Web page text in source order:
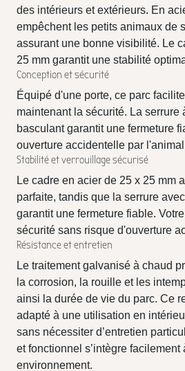
des intérieurs et extérieurs. En
empêchent les petits animaux de
assurant une bonne visibilité. Le
25 mm garantit une stabilité
Conception et sécurité
Équipé d'une porte, ce parc
maintenant la sécurité. La serrure
basculant garantit une fermeture
ouverture accidentelle par
Stabilité et verrouillage sécurisé
Le cadre en acier de 25 x 25 mm
parfaite, tandis que la serrure
garantit une fermeture fiable.
sécurité sans risque d'ouverture
Résistance et entretien
Le traitement galvanisé à chaud
la corrosion, la rouille et les
ainsi la durée de vie du parc. Ce
adapté à une utilisation en
sans nécessiter d’entretien
et fonctionnel s’intègre facilement
environnement.